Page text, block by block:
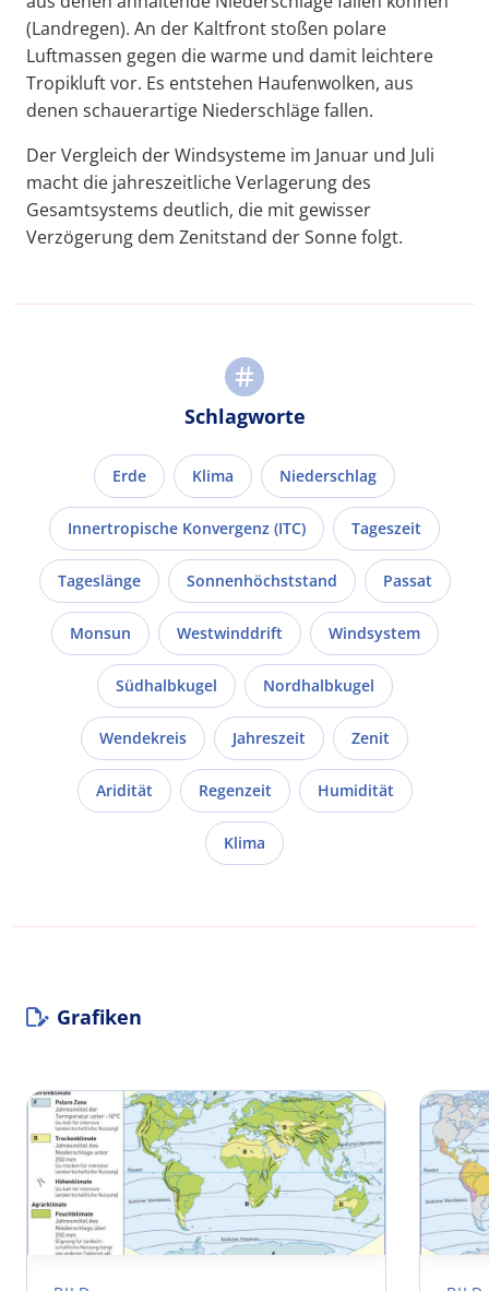
(Landregen). An der Kaltfront stoßen polare
Luftmassen gegen die warme und damit leichtere
Tropikluft vor. Es entstehen Haufenwolken, aus
denen schauerartige Niederschläge fallen.
Der Vergleich der Windsysteme im Januar und Juli
macht die jahreszeitliche Verlagerung des
Gesamtsystems deutlich, die mit gewisser
Verzögerung dem Zenitstand der Sonne folgt.
Schlagworte
Erde Klima Niederschlag
Innertropische Konvergenz (ITC) Tageszeit
Tageslänge Sonnenhöchststand Passat
Monsun Westwinddrift Windsystem
Südhalbkugel Nordhalbkugel
Wendekreis Jahreszeit Zenit
Aridität Regenzeit Humidität
Klima
Grafiken